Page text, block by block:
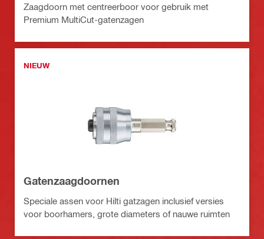
Zaagdoorn met centreerboor voor gebruik met
Premium MultiCut-gatenzagen
NIEUW
Gatenzaagdoornen
Speciale assen voor Hilti gatzagen inclusief versies
voor boorhamers, grote diameters of nauwe ruimten